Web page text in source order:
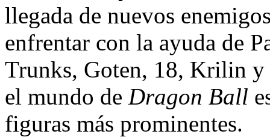
llegada de nuevos
enfrentar con la ayuda de
Trunks, Goten, 18, Krilin y
el mundo de Dragon Ball
figuras más prominentes.